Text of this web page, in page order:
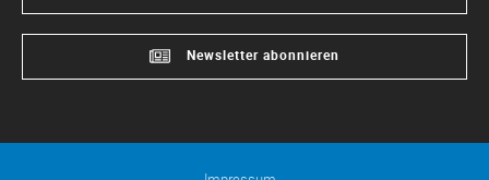
Newsletter abonnieren